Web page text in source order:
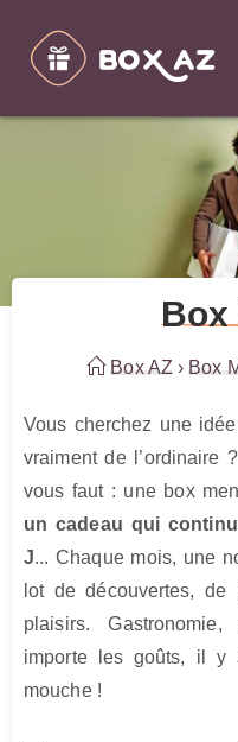
Box
Box AZ› Box
Vous cherchez une
vraiment de l’ordinaire
un cadeau qui
J... Chaque mois, une
lot de découvertes,
plaisirs.
importe les goûts, il y
mouche !